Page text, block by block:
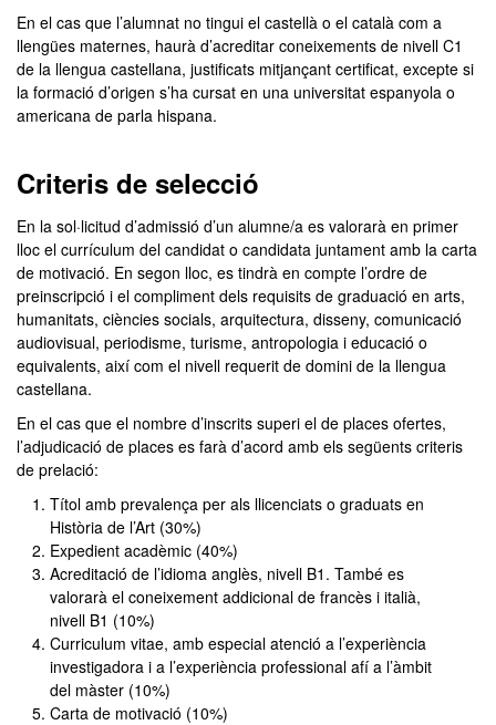
En el cas que l’alumnat no tingui el castellà o el català com a
llengües maternes, haurà d’acreditar coneixements de nivell C1
de la llengua castellana, justificats mitjançant certificat, excepte si
la formació d’origen s’ha cursat en una universitat espanyola o
americana de parla hispana.
Criteris de selecció
En la sol·licitud d’admissió d’un alumne/a es valorarà en primer
lloc el currículum del candidat o candidata juntament amb la carta
de motivació. En segon lloc, es tindrà en compte l’ordre de
preinscripció i el compliment dels requisits de graduació en arts,
humanitats, ciències socials, arquitectura, disseny, comunicació
audiovisual, periodisme, turisme, antropologia i educació o
equivalents, així com el nivell requerit de domini de la llengua
castellana.
En el cas que el nombre d’inscrits superi el de places ofertes,
l’adjudicació de places es farà d’acord amb els següents criteris
de prelació:
Títol amb prevalença per als llicenciats o graduats en
Història de l’Art (30%)
Expedient acadèmic (40%)
Acreditació de l’idioma anglès, nivell B1. També es
valorarà el coneixement addicional de francès i italià,
nivell B1 (10%)
Curriculum vitae, amb especial atenció a l’experiència
investigadora i a l’experiència professional afí a l’àmbit
del màster (10%)
Carta de motivació (10%)